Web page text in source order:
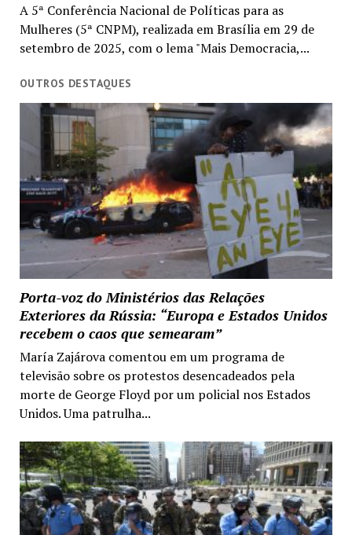
A 5ª Conferência Nacional de Políticas para as
Mulheres (5ª CNPM), realizada em Brasília em 29 de
setembro de 2025, com o lema "Mais Democracia,...
OUTROS DESTAQUES
Porta-voz do Ministérios das Relações
Exteriores da Rússia: “Europa e Estados Unidos
recebem o caos que semearam”
María Zajárova comentou em um programa de
televisão sobre os protestos desencadeados pela
morte de George Floyd por um policial nos Estados
Unidos. Uma patrulha...